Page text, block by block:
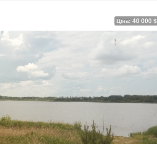
Ціна: 40 000 $